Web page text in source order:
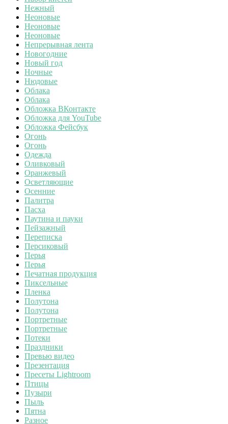
Нежный
Неоновые
Неоновые
Неоновые
Непрерывная лента
Новогодние
Новый год
Ночные
Нюдовые
Облака
Облака
Обложка ВКонтакте
Обложка для YouTube
Обложка Фейсбук
Огонь
Огонь
Одежда
Оливковый
Оранжевый
Осветляющие
Осенние
Палитра
Пасха
Паутина и пауки
Пейзажный
Переписка
Персиковый
Перья
Перья
Печатная продукция
Пиксельные
Пленка
Полутона
Полутона
Портретные
Портретные
Потеки
Праздники
Превью видео
Презентация
Пресеты Lightroom
Птицы
Пузыри
Пыль
Пятна
Разное